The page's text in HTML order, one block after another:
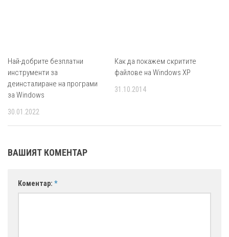
Най-добрите безплатни
инструменти за
деинсталиране на програми
за Windows
30.01.2022
Как да покажем скритите
файлове на Windows XP
31.10.2014
ВАШИЯТ КОМЕНТАР
Коментар: *